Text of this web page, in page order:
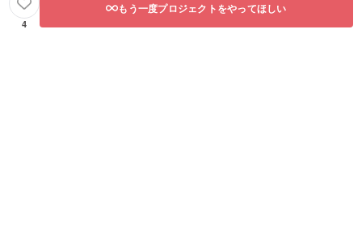
4
もう一度プロジェクトをやってほしい